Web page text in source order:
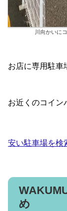
川向かいに
お店に専用駐車
お近くのコイン
安い駐車場を検
め